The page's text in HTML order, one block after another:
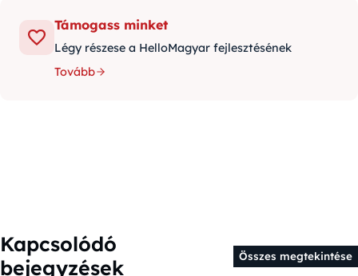
Támogass minket
Légy részese a HelloMagyar fejlesztésének
Tovább
Kapcsolódó
bejegyzések
Összes megtekintése